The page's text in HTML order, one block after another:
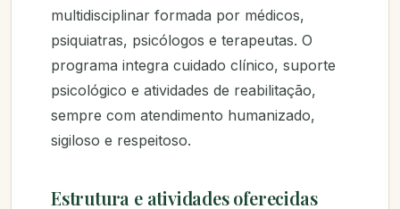
multidisciplinar formada por médicos,
psiquiatras, psicólogos e terapeutas. O
programa integra cuidado clínico, suporte
psicológico e atividades de reabilitação,
sempre com atendimento humanizado,
sigiloso e respeitoso.
Estrutura e atividades oferecidas